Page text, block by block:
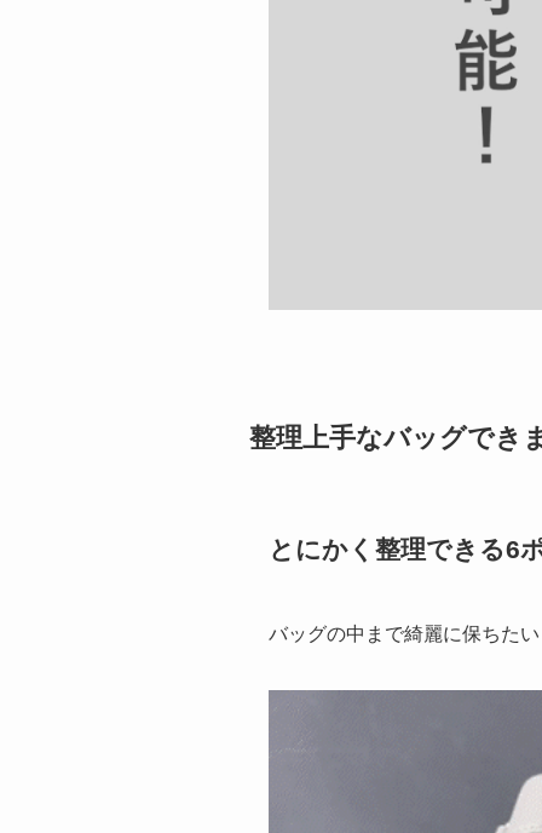
整理上手なバッグでき
とにかく整理できる6
バッグの中まで綺麗に保ちた